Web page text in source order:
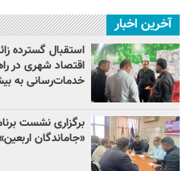
آخرین اخبار
استقبال گسترده
اقتصاد شهری در
خدمات‌رسانی به بیش از ۶۰
برگزاری نشست
«جاماندگان